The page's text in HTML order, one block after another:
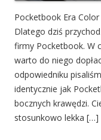
Pocketbook Era
Dlatego dziś
firmy Pocketbook. W
warto do niego
odpowiedniku
identycznie jak
bocznych krawędzi.
stosunkowo lekka […]